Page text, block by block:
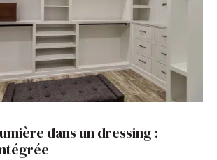
dans un dressing :